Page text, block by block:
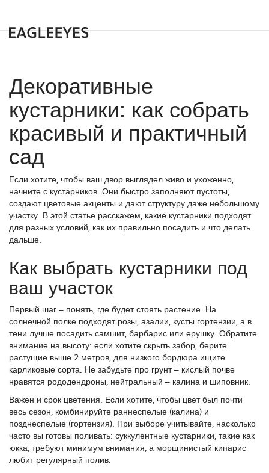
Декоративные
кустарники: как собрать
красивый и практичный
сад
Если хотите, чтобы ваш двор выглядел живо и ухоженно,
начните с кустарников. Они быстро заполняют пустоты,
создают цветовые акценты и дают структуру даже небольшому
участку. В этой статье расскажем, какие кустарники подходят
для разных условий, как их правильно посадить и что делать
дальше.
Как выбрать кустарники под
ваш участок
Первый шаг – понять, где будет стоять растение. На
солнечной полке подходят розы, азалии, кусты гортензии, а в
тени лучше посадить самшит, барбарис или ерушку. Обратите
внимание на высоту: если хотите скрыть забор, берите
растущие выше 2 метров, для низкого бордюра ищите
карликовые сорта. Не забудьте про грунт – кислый почве
нравятся рододендроны, нейтральный – калина и шиповник.
Важен и срок цветения. Если хотите, чтобы цвет был почти
весь сезон, комбинируйте раннеспелые (калина) и
позднеспелые (гортензия). При выборе учитывайте, насколько
часто вы готовы поливать: суккулентные кустарники, такие как
юкка, требуют минимум внимания, а морщинистый кипарис
любит регулярный полив.